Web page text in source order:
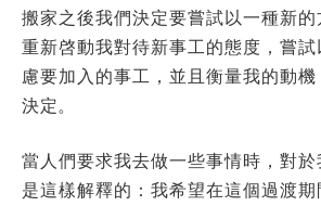
搬家之後我們決定要嘗試以一種新
重新啓動我對待新事工的態度，嘗
慮要加入的事工，並且衡量我的動
決定。
當人們要求我去做一些事情時，對
是這樣解釋的：我希望在這個過渡期